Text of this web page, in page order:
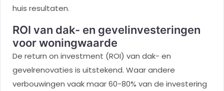
huis resultaten.
ROI van dak- en gevelinvesteringen
voor woningwaarde
De return on investment (ROI) van dak- en
gevelrenovaties is uitstekend. Waar andere
verbouwingen vaak maar 60-80% van de investering